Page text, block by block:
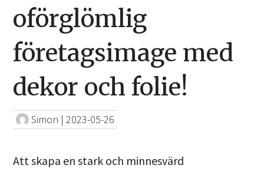
oförglömlig
företagsimage med
dekor och folie!
Simon |2023-05-26
Att skapa en stark och minnesvärd